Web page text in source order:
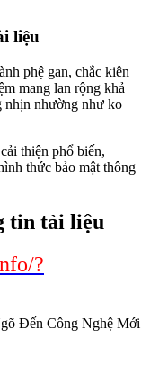
liệu
phệ gan, chắc kiên
mang lan rộng khả
nhịn nhường như ko
thiện phổ biến,
thức bảo mật thông
tin tài liệu
?